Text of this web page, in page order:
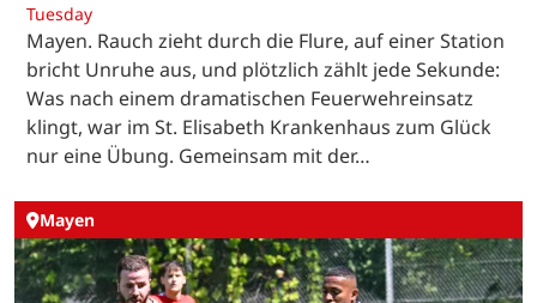
Tuesday
Mayen. Rauch zieht durch die Flure, auf einer Station
bricht Unruhe aus, und plötzlich zählt jede Sekunde:
Was nach einem dramatischen Feuerwehreinsatz
klingt, war im St. Elisabeth Krankenhaus zum Glück
nur eine Übung. Gemeinsam mit der…
Mayen